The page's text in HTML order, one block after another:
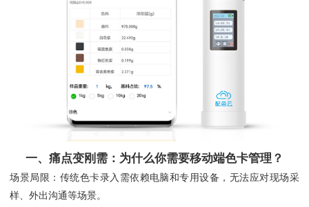
一、痛点变刚需：为什么你需要移动端色卡管理？
场景局限：传统色卡录入需依赖电脑和专用设备，无法应对现场采
样、外出沟通等场景。